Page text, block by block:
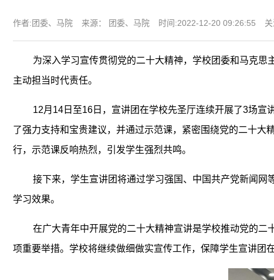
作者:团委、马院 来源： 团委、马院 时间:2022-12-20 09:26:55 关
为深入学习宣传贯彻党的二十大精神，学校团委和马克思
主动担当时代责任。
12月14日至16日，宣讲团在学校先圣厅连续开展了3场
了强力支持和宝贵建议，并通过示范课，紧密围绕党的二十
行，示范课反响热烈，引发学生强烈共鸣。
接下来，学生宣讲团将通过学习强国、中国共产党新闻
学习效果。
在广大青年中开展党的二十大精神宣讲是学校推动党的
项重要举措。学校将继续做细做实宣传工作，保障学生宣讲团